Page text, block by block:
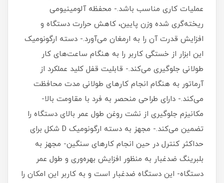
عملیات کاری مناسب باشد.- محفظه آلومینیومی
ریخته‌گری شده وزن پایین، کاهش حرارت دستگاه و
افزایش قدرت آن را به ارمغان می‌آورد.- دسته ارگونومیک
این ابزار از خستگی کاربر را به هنگام ساعت‌های کار
طولانی جلوگیری می‌کند.- قابلیت قفل کلید عملکرد از
آرماتور به هنگام انجام کارهای طولانی مدت محافظت
می‌کند.- دارای طراحی منحصر به فرد با مقاومت بالا-
مکانیزم جلوگیری از نشت روغن طول عمر بالای دستگاه را
تضمین می‌کند.- مجهز به دسته ارگونومیک D شکل برای
حداکثر کنترل در حین انجام کارهای سنگین- مجهز به
بلبرینگ ضدغبار به منظور افزایش بهره‌وری و طول عمر
دستگاه- این دستگاه ضدغبار است و به کاربر این امکان را